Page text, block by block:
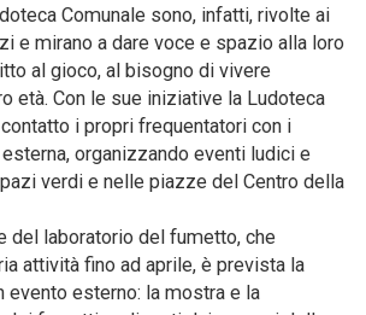
Comunale sono, infatti, rivolte ai
e mirano a dare voce e spazio alla loro
al gioco, al bisogno di vivere
età. Con le sue iniziative la Ludoteca
i propri frequentatori con i
organizzando eventi ludici e
verdi e nelle piazze del Centro della
del laboratorio del fumetto, che
attività fino ad aprile, è prevista la
evento esterno: la mostra e la